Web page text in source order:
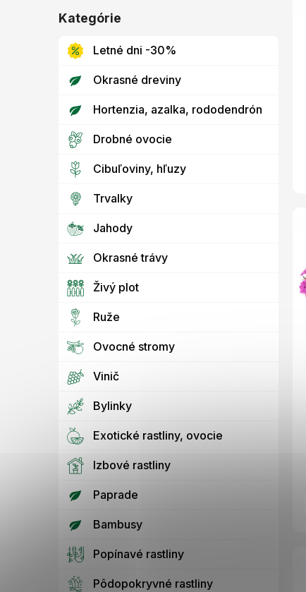
Preskočiť
Kategórie
Letné dni -30%
Okrasné dreviny
Hortenzia, azalka, rododendrón
Drobné ovocie
Cibuľoviny, hľuzy
Trvalky
Jahody
Okrasné trávy
Živý plot
Ruže
Ovocné stromy
Vinič
Bylinky
Exotické rastliny, ovocie
Izbové rastliny
Paprade
Bambusy
Popínavé rastliny
Pôdopokryvné rastliny